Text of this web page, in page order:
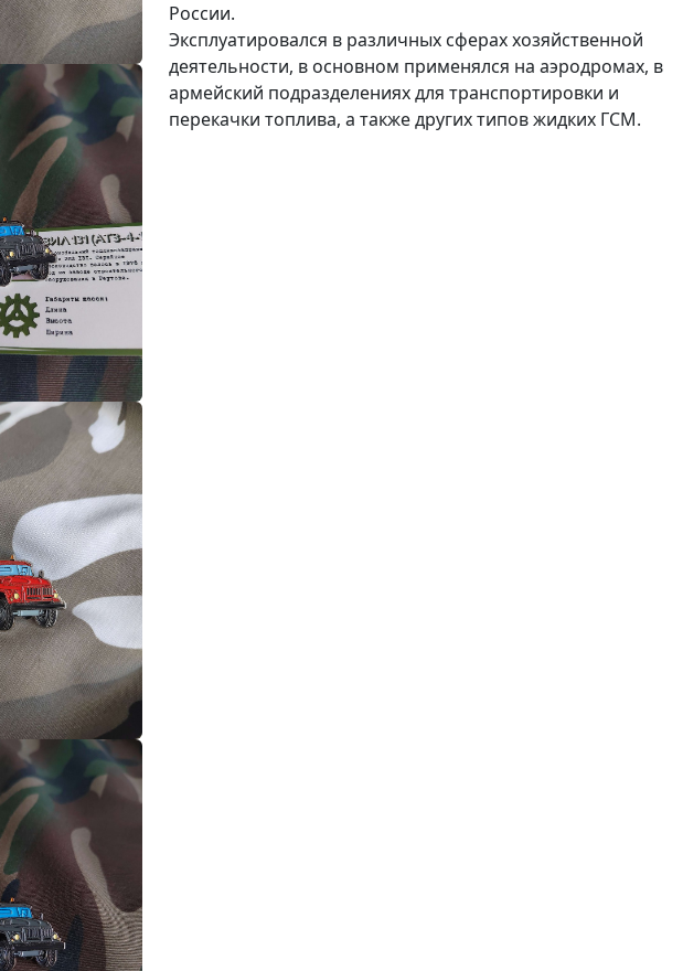
России.
Эксплуатировался в различных сферах хозяйственной
деятельности, в основном применялся на аэродромах, в
армейский подразделениях для транспортировки и
перекачки топлива, а также других типов жидких ГСМ.